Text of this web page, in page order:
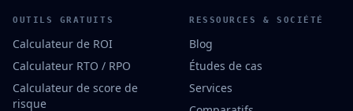
OUTILS GRATUITS
Calculateur de ROI
Calculateur RTO / RPO
Calculateur de score de
risque
RESSOURCES & SOCIÉTÉ
Blog
Études de cas
Services